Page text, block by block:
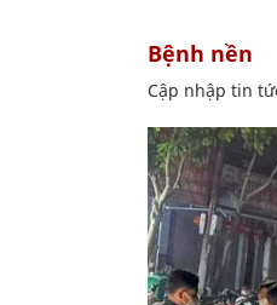
bệnh nền
Cập nhập tin